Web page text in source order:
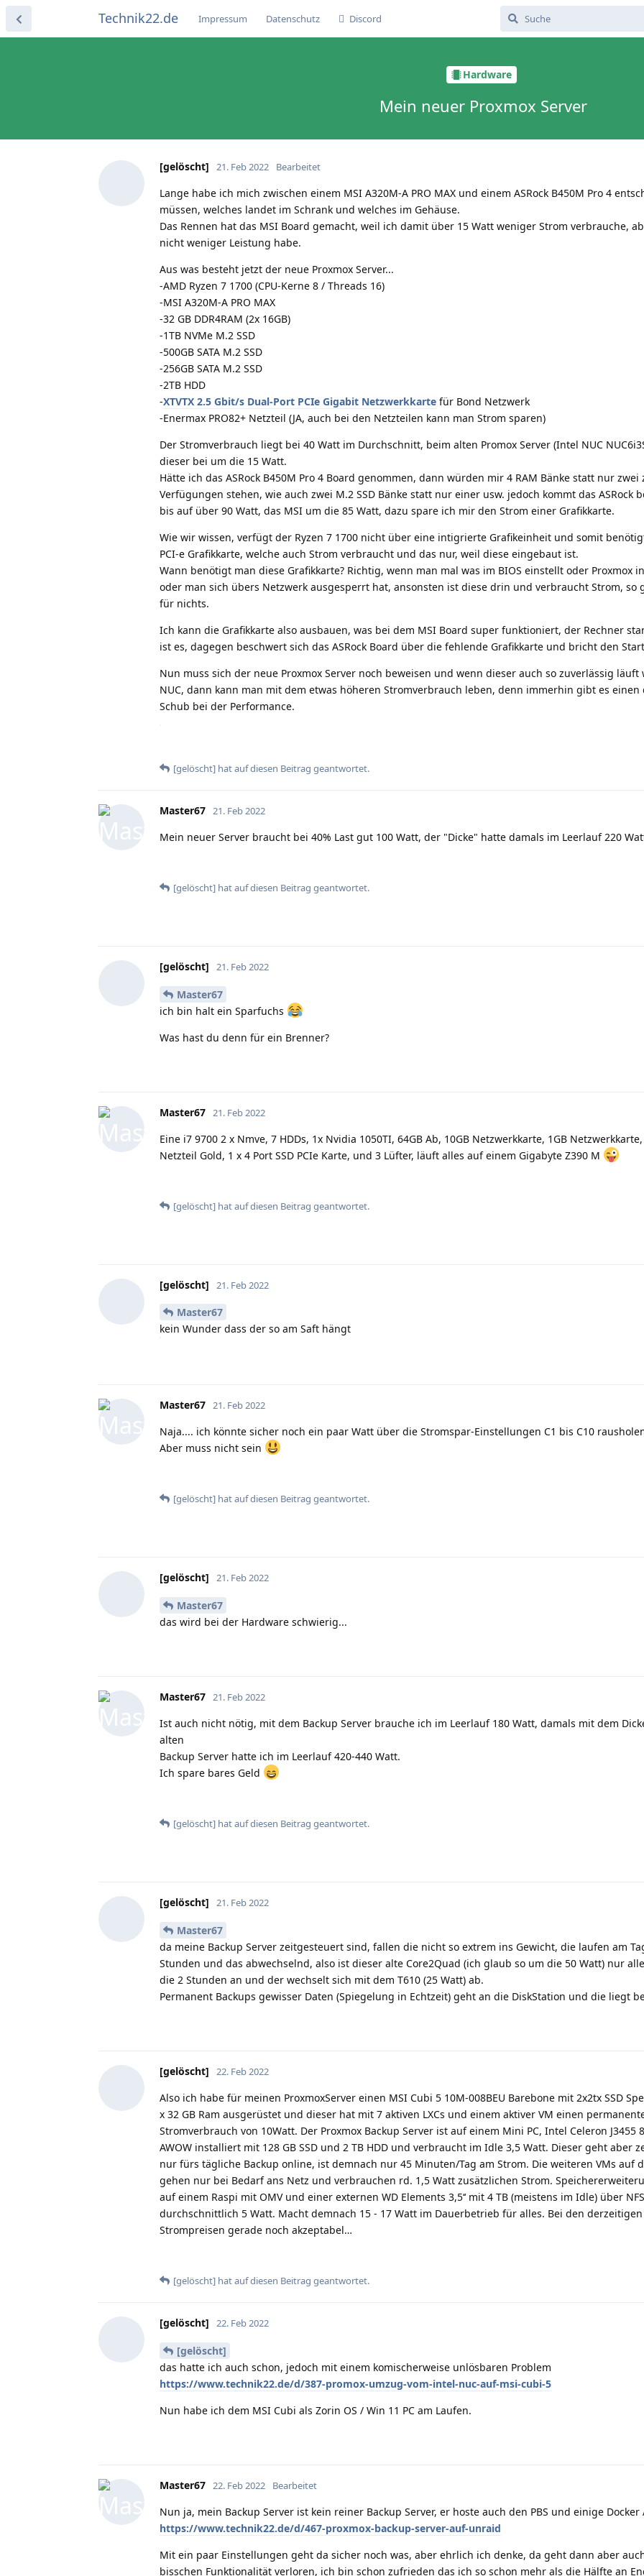
Technik22.de Impressum Datenschutz Discord
Hardware
Mein neuer Proxmox Server
[gelöscht] 21. Feb 2022 Bearbeitet
Lange habe ich mich zwischen einem MSI A320M-A PRO MAX und einem ASRock B450M Pro 4
müssen, welches landet im Schrank und welches im Gehäuse.
Das Rennen hat das MSI Board gemacht, weil ich damit über 15 Watt weniger Strom verbrauche,
nicht weniger Leistung habe.
Aus was besteht jetzt der neue Proxmox Server...
-AMD Ryzen 7 1700 (CPU-Kerne 8 / Threads 16)
-MSI A320M-A PRO MAX
-32 GB DDR4RAM (2x 16GB)
-1TB NVMe M.2 SSD
-500GB SATA M.2 SSD
-256GB SATA M.2 SSD
-2TB HDD
-XTVTX 2.5 Gbit/s Dual-Port PCIe Gigabit Netzwerkkarte für Bond Netzwerk
-Enermax PRO82+ Netzteil (JA, auch bei den Netzteilen kann man Strom sparen)
Der Stromverbrauch liegt bei 40 Watt im Durchschnitt, beim alten Promox Server (Intel NUC
dieser bei um die 15 Watt.
Hätte ich das ASRock B450M Pro 4 Board genommen, dann würden mir 4 RAM Bänke statt nur zwei
Verfügungen stehen, wie auch zwei M.2 SSD Bänke statt nur einer usw. jedoch kommt das ASRock
bis auf über 90 Watt, das MSI um die 85 Watt, dazu spare ich mir den Strom einer Grafikkarte.
Wie wir wissen, verfügt der Ryzen 7 1700 nicht über eine intigrierte Grafikeinheit und somit
PCI-e Grafikkarte, welche auch Strom verbraucht und das nur, weil diese eingebaut ist.
Wann benötigt man diese Grafikkarte? Richtig, wenn man mal was im BIOS einstellt oder Proxmox
oder man sich übers Netzwerk ausgesperrt hat, ansonsten ist diese drin und verbraucht Strom, so
für nichts.
Ich kann die Grafikkarte also ausbauen, was bei dem MSI Board super funktioniert, der Rechner
ist es, dagegen beschwert sich das ASRock Board über die fehlende Grafikkarte und bricht den
Nun muss sich der neue Proxmox Server noch beweisen und wenn dieser auch so zuverlässig läuft
NUC, dann kann man mit dem etwas höheren Stromverbrauch leben, denn immerhin gibt es einen
Schub bei der Performance.
[gelöscht] hatauf diesen Beitrag geantwortet.
Master67 21. Feb 2022
Mein neuer Server braucht bei 40% Last gut 100 Watt, der "Dicke" hatte damals im Leerlauf 220
[gelöscht] hatauf diesen Beitrag geantwortet.
[gelöscht] 21. Feb 2022
Master67
ich bin halt ein Sparfuchs
Was hast du denn für ein Brenner?
Master67 21. Feb 2022
Eine i7 9700 2 x Nmve, 7 HDDs, 1x Nvidia 1050TI, 64GB Ab, 10GB Netzwerkkarte, 1GB
Netzteil Gold, 1 x 4 Port SSD PCIe Karte, und 3 Lüfter, läuft alles auf einem Gigabyte Z390 M
[gelöscht] hatauf diesen Beitrag geantwortet.
[gelöscht] 21. Feb 2022
Master67
kein Wunder dass der so am Saft hängt
Master67 21. Feb 2022
Naja.... ich könnte sicher noch ein paar Watt über die Stromspar-Einstellungen C1 bis C10
Aber muss nicht sein
[gelöscht] hatauf diesen Beitrag geantwortet.
[gelöscht] 21. Feb 2022
Master67
das wird bei der Hardware schwierig...
Master67 21. Feb 2022
Ist auch nicht nötig, mit dem Backup Server brauche ich im Leerlauf 180 Watt, damals mit dem
alten
Backup Server hatte ich im Leerlauf 420-440 Watt.
Ich spare bares Geld
[gelöscht] hatauf diesen Beitrag geantwortet.
[gelöscht] 21. Feb 2022
Master67
da meine Backup Server zeitgesteuert sind, fallen die nicht so extrem ins Gewicht, die laufen am
Stunden und das abwechselnd, also ist dieser alte Core2Quad (ich glaub so um die 50 Watt) nur
die 2 Stunden an und der wechselt sich mit dem T610 (25 Watt) ab.
Permanent Backups gewisser Daten (Spiegelung in Echtzeit) geht an die DiskStation und die liegt
[gelöscht] 22. Feb 2022
Also ich habe für meinen ProxmoxServer einen MSI Cubi 5 10M-008BEU Barebone mit 2x2tx SSD
x 32 GB Ram ausgerüstet und dieser hat mit 7 aktiven LXCs und einem aktiver VM einen
Stromverbrauch von 10Watt. Der Proxmox Backup Server ist auf einem Mini PC, Intel Celeron J3455
AWOW installiert mit 128 GB SSD und 2 TB HDD und verbraucht im Idle 3,5 Watt. Dieser geht aber
nur fürs tägliche Backup online, ist demnach nur 45 Minuten/Tag am Strom. Die weiteren VMs auf
gehen nur bei Bedarf ans Netz und verbrauchen rd. 1,5 Watt zusätzlichen Strom.
auf einem Raspi mit OMV und einer externen WD Elements 3,5‘‘ mit 4 TB (meistens im Idle) über
durchschnittlich 5 Watt. Macht demnach 15 - 17 Watt im Dauerbetrieb für alles. Bei den derzeitigen
Strompreisen gerade noch akzeptabel…
[gelöscht] hatauf diesen Beitrag geantwortet.
[gelöscht] 22. Feb 2022
[gelöscht]
das hatte ich auch schon, jedoch mit einem komischerweise unlösbaren Problem
https://www.technik22.de/d/387-promox-umzug-vom-intel-nuc-auf-msi-cubi-5
Nun habe ich dem MSI Cubi als Zorin OS / Win 11 PC am Laufen.
Master67 22. Feb 2022 Bearbeitet
Nun ja, mein Backup Server ist kein reiner Backup Server, er hoste auch den PBS und einige Docker
https://www.technik22.de/d/467-proxmox-backup-server-auf-unraid
Mit ein paar Einstellungen geht da sicher noch was, aber ehrlich ich denke, da geht dann aber
bisschen Funktionalität verloren, ich bin schon zufrieden das ich so schon mehr als die Hälfte an